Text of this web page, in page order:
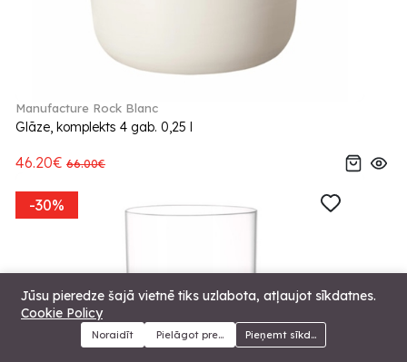
Menu Kategorijas Meklēt Grozs
Manufacture Rock Blanc
Glāze, komplekts 4 gab. 0,25 l
46.20€ 66.00€
-30%
Jūsu pieredze šajā vietnē tiks uzlabota, atļaujot sīkdatnes.
Cookie Policy
Noraidīt Pielāgot preferencesPieņemt sīkdatnes